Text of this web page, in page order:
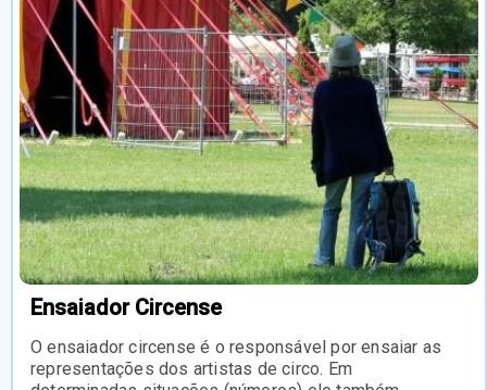
Ensaiador Circense
O ensaiador circense é o responsável por ensaiar as
representações dos artistas de circo. Em